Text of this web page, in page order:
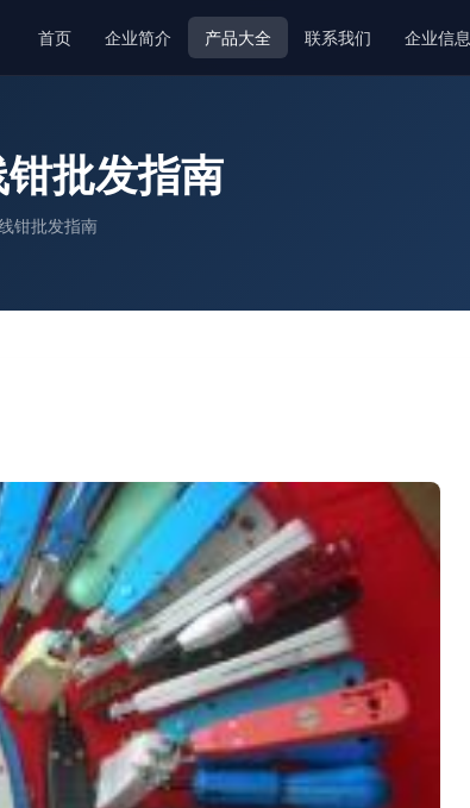
首页 企业简介 产品大全 联系我们 企业信息
批发指南
钳批发指南